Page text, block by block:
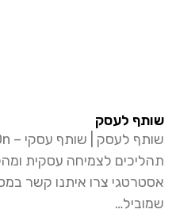
לעסק
לצמיחה עסקית ומהלכים